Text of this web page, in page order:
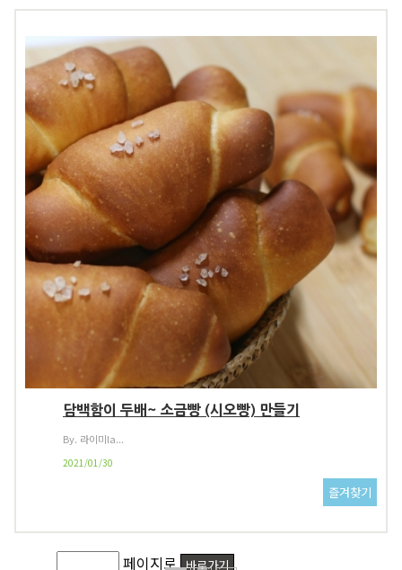
담백함이 두배~ 소금빵 (시오빵) 만들기
By. 라이미la...
2021/01/30
페이지로